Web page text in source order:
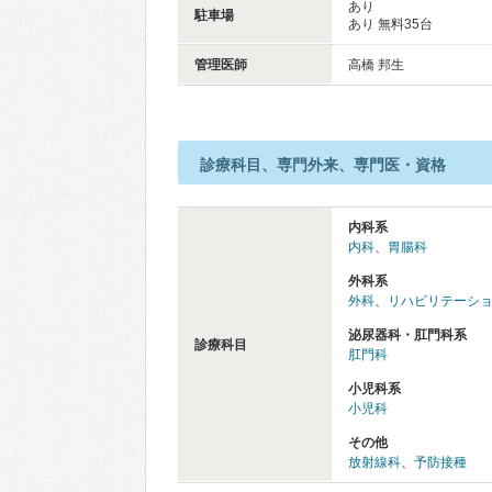
駐車場
あり
あり 無料35台
管理医師 高橋 邦生
診療科目、専門外来、専門医・資格
診療科目
内科系
内科、 胃腸科
外科系
外科、 リハビリテーシ
泌尿器科・肛門科系
肛門科
小児科系
小児科
その他
放射線科、 予防接種